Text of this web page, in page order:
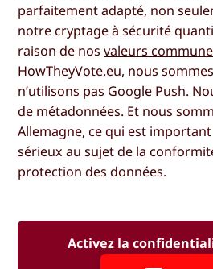
parfaitement adapté, non
notre cryptage à sécurité
raison de nosvaleurs
HowTheyVote.eu, nous
n’utilisons pas Google Push.
de métadonnées. Et nous
Allemagne, ce qui est
sérieux au sujet de la
protection des données.
Activez la